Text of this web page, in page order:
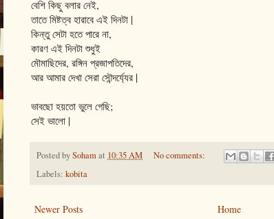
বেশি কিছু বলার নেই,
তাতে মিষ্টত্ব হারাবে এই দিনটা |
কিন্তু সেটা হতে পারে না,
কারণ এই দিনটা শুধুই
মৌমাছিদের, রঙ্গিন প্রজাপতিদের,
আর আমার দেখা সেরা সৌন্দর্য্যের |
ভাবছো হয়তো ভুলে গেছি;
সেই ভালো |
Posted bySohamat 10:35 AM
No comments:
Labels: kobita
Newer Posts Home